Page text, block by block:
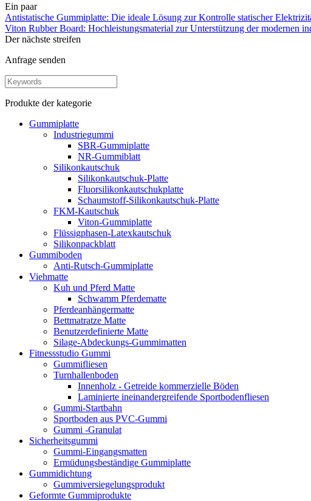
Ein paar
Antistatische Gummiplatte: Die ideale Lösung zur Kontrolle statischer
Viton Rubber Board: Hochleistungsmaterial zur Unterstützung der modernen
Der nächste streifen
Anfrage senden
Produkte der kategorie
Gummiplatte
Industriegummi
SBR-Gummiplatte
NR-Gummiblatt
Silikonkautschuk
Silikonkautschuk-Platte
Fluorsilikonkautschukplatte
Schaumstoff-Silikonkautschuk-Platte
FKM-Kautschuk
Viton-Gummiplatte
Flüssigphasen-Latexkautschuk
Silikonpackblatt
Gummiboden
Anti-Rutsch-Gummiplatte
Viehmatte
Kuh und Pferd Matte
Schwamm Pferdematte
Pferdeanhängermatte
Bettmatratze Matte
Benutzerdefinierte Matte
Silage-Abdeckungs-Gummimatten
Fitnessstudio Gummi
Gummifliesen
Turnhallenboden
Innenholz - Getreide kommerzielle Böden
Laminierte ineinandergreifende Sportbodenfliesen
Gummi-Startbahn
Sportboden aus PVC-Gummi
Gummi -Granulat
Sicherheitsgummi
Gummi-Eingangsmatten
Ermüdungsbeständige Gummiplatte
Gummidichtung
Gummiversiegelungsprodukt
Geformte Gummiprodukte